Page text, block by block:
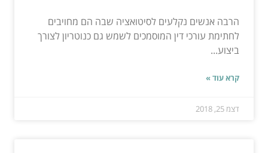
הרבה אנשים נקלעים לסיטואציה שבה הם מחויבים
לחתימת עורכי דין המוסמכים לשמש גם כנוטריון לצורך
ביצוע...
קרא עוד »
דצמ 25, 2018